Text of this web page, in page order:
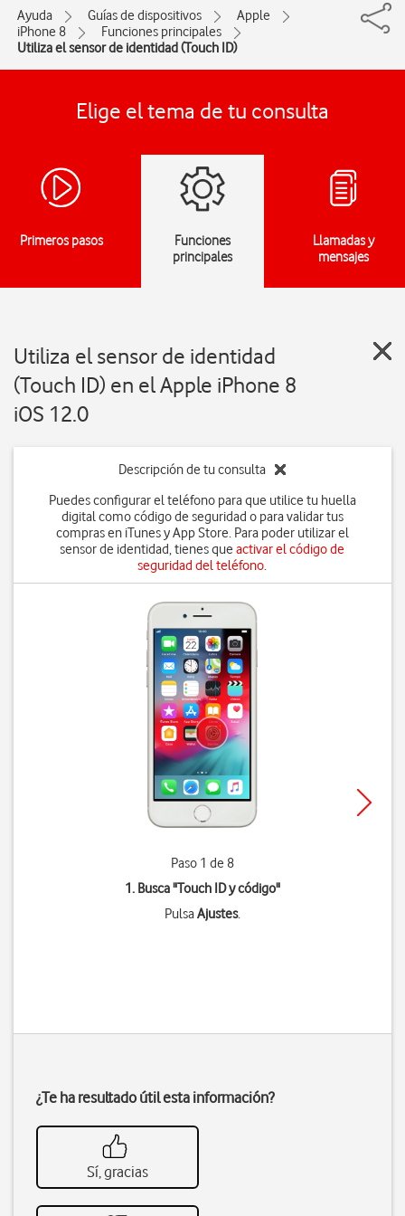
Ayuda Guías de dispositivos
Apple
iPhone 8
Funciones principales
Utiliza el sensor de identidad (Touch ID)
Elige el tema de tu consulta
Primeros pasos
Funciones
principales
Llamadas y
mensajes
Utiliza el sensor de identidad
(Touch ID) en el Apple iPhone 8
iOS 12.0
Descripción de tu consulta
Puedes configurar el teléfono para que utilice tu huella
digital como código de seguridad o para validar tus
compras en iTunes y App Store. Para poder utilizar el
sensor de identidad, tienes queactivar el código de
seguridad del teléfono.
Paso 1 de 8
1. Busca "Touch ID y código"
PulsaAjustes.
¿Te ha resultado útil esta información?
Sí, gracias